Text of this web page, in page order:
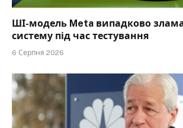
ШІ-модель Meta випадково
систему під час тестування
6 Серпня 2026